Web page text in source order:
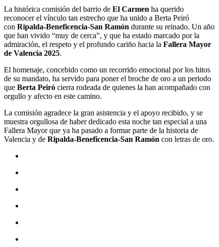
La histórica comisión del barrio de El Carmen ha querido
reconocer el vínculo tan estrecho que ha unido a Berta Peiró
con Ripalda-Beneficencia-San Ramón durante su reinado. Un año
que han vivido “muy de cerca”, y que ha estado marcado por la
admiración, el respeto y el profundo cariño hacia la Fallera Mayor
de Valencia 2025.
El homenaje, concebido como un recorrido emocional por los hitos
de su mandato, ha servido para poner el broche de oro a un periodo
que Berta Peiró cierra rodeada de quienes la han acompañado con
orgullo y afecto en este camino.
La comisión agradece la gran asistencia y el apoyo recibido, y se
muestra orgullosa de haber dedicado esta noche tan especial a una
Fallera Mayor que ya ha pasado a formar parte de la historia de
Valencia y de Ripalda-Beneficencia-San Ramón con letras de oro.